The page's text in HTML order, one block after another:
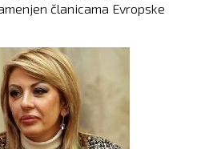
članicama Evropske